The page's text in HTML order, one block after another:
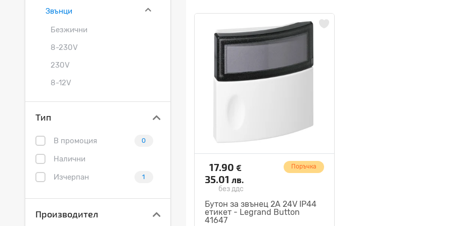
Звънци
Безжични
8-230V
230V
8-12V
24V
Аксесоари
Вентилатори
Термостати
Малки удобства
Аудио и видео пренос
Умен дом
Тип
В промоция 0
Налични
Изчерпан
1
Производител
17.90 €
35.01 лв.
без ддс
Поръчка
Бутон за звънец 2А 24V IP44
етикет - Legrand Button
41647